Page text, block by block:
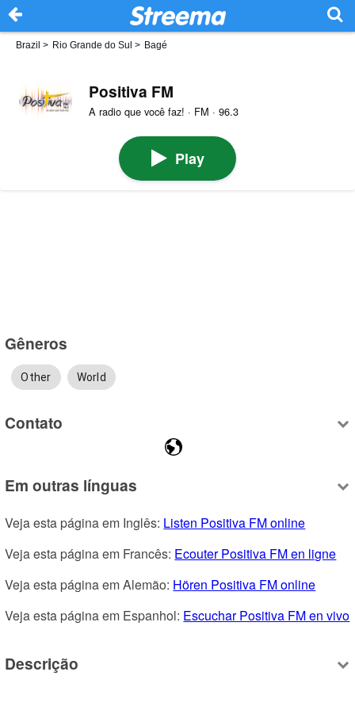
Brazil > Rio Grande do Sul > Bagé
Positiva FM
A radio que você faz! · FM · 96.3
Play
Gêneros
Other World
Contato
Em outras línguas
Veja esta página em Inglês: Listen Positiva FM online
Veja esta página em Francês: Ecouter Positiva FM en ligne
Veja esta página em Alemão: Hören Positiva FM online
Veja esta página em Espanhol: Escuchar Positiva FM en vivo
Descrição